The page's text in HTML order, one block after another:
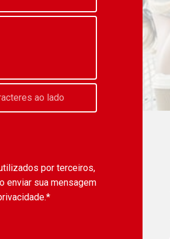
por terceiros,
enviar sua mensagem